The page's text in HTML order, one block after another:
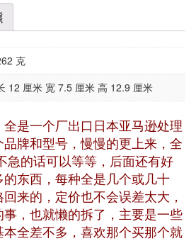
克
12 厘米 宽 7.5 厘米 高 12.9 厘米
是一个厂出口日本亚马逊处理
品牌和型号，慢慢的更上来，全
急的话可以等等，后面还有好
东西，每种全是几个或几十
来的，定价也不会误差太大，
，也就懒的拆了，主要是一些
全差不多，喜欢那个买那个就